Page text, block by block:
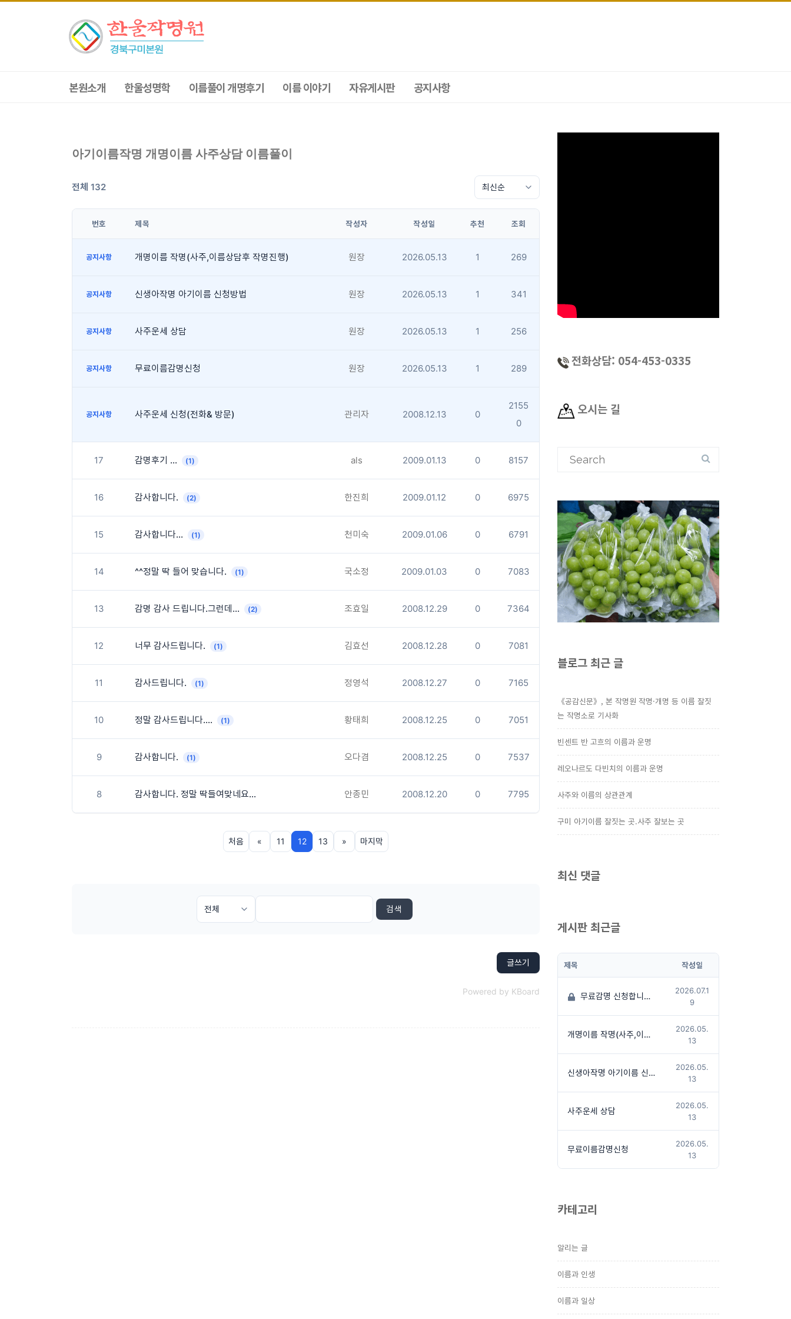
본원소개 한울성명학 이름풀이 개명후기 이름 이야기 자유게시판 공지사항
아기이름작명 개명이름 사주상담 이름풀이
전체 132
번호 제목 작성자 작성일 추천 조회
공지사항 개명이름 작명(사주,이름상담후 작명진행) 원장 2026.05.13 1 269
공지사항 신생아작명 아기이름 신청방법 원장 2026.05.13 1 341
공지사항 사주운세 상담 원장 2026.05.13 1 256
공지사항 무료이름감명신청 원장 2026.05.13 1 289
공지사항 사주운세 신청(전화& 방문) 관리자 2008.12.13 0
2155
0
17 감명후기 ... (1) als 2009.01.13 0 8157
16 감사합니다. (2) 한진희 2009.01.12 0 6975
15 감사합니다... (1) 천미숙 2009.01.06 0 6791
14 ^^정말 딱 들어 맞습니다. (1) 국소정 2009.01.03 0 7083
13 감명 감사 드립니다.그런데... (2) 조효일 2008.12.29 0 7364
12 너무 감사드립니다. (1) 김효선 2008.12.28 0 7081
11 감사드립니다. (1) 정영석 2008.12.27 0 7165
10 정말 감사드립니다.... (1) 황태희 2008.12.25 0 7051
9 감사합니다. (1) 오다겸 2008.12.25 0 7537
8 감사합니다. 정말 딱들여맞네요... 안종민 2008.12.20 0 7795
처음 « 11 12 13 » 마지막
검색
글쓰기
Powered by KBoard
전화상담: 054-453-0335
오시는 길
Search
for:
블로그 최근 글
《공감신문》, 본 작명원 작명·개명 등 이름 잘짓
는 작명소로 기사화
빈센트 반 고흐의 이름과 운명
레오나르도 다빈치의 이름과 운명
사주와 이름의 상관관계
구미 아기이름 잘짓는 곳.사주 잘보는 곳
최신 댓글
게시판 최근글
제목 작성일
무료감명 신청합니다
2026.07.1
9
개명이름 작명(사주,이름상담후 작명진행)
2026.05.
13
신생아작명 아기이름 신청방법
2026.05.
13
사주운세 상담
2026.05.
13
무료이름감명신청
2026.05.
13
카테고리
알리는 글
이름과 인생
이름과 일상